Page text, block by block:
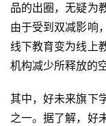
品的出圈，无疑为
由于受到双减影响
线下教育变为线上
机构减少所释放的
其中，好未来旗下
之一。据了解，好